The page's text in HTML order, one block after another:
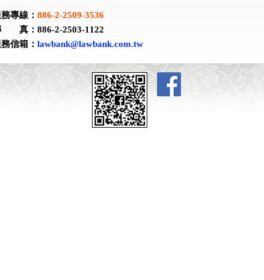
專線： 886-2-2509-3536
真：886-2-2503-1122
信箱： lawbank@lawbank.com.tw